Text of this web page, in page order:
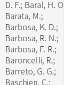
D. F.; Baral, H. O.;
Barata, M.;
Barbosa, K. D.;
Barbosa, R. N.;
Barbosa, F. R.;
Baroncelli, R.;
Barreto, G. G.;
Baschien, C.;